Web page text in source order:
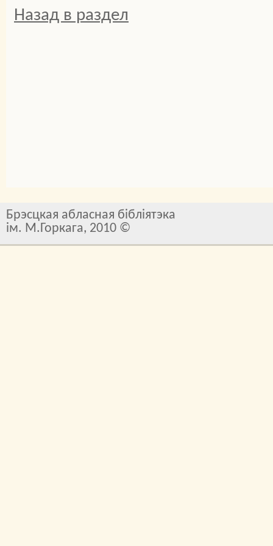
Назад в раздел
Брэсцкая абласная бібліятэка
ім. М.Горкага, 2010 ©